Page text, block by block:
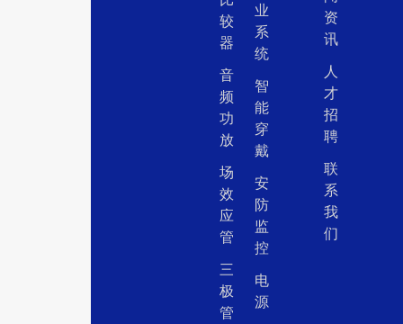
较
器
音
频
功
放
场
效
应
管
三
极
管
业
系
统
智
能
穿
戴
安
防
监
控
电
源
资
讯
人
才
招
聘
联
系
我
们